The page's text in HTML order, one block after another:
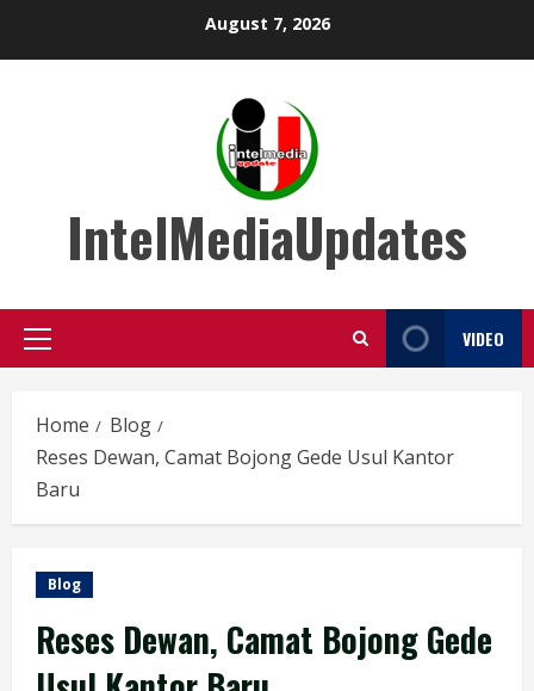
August 7, 2026
IntelMediaUpdates
Primary
VIDEO
Home
Blog
Reses Dewan, Camat Bojong Gede Usul Kantor
Baru
Blog
Reses Dewan, Camat Bojong Gede